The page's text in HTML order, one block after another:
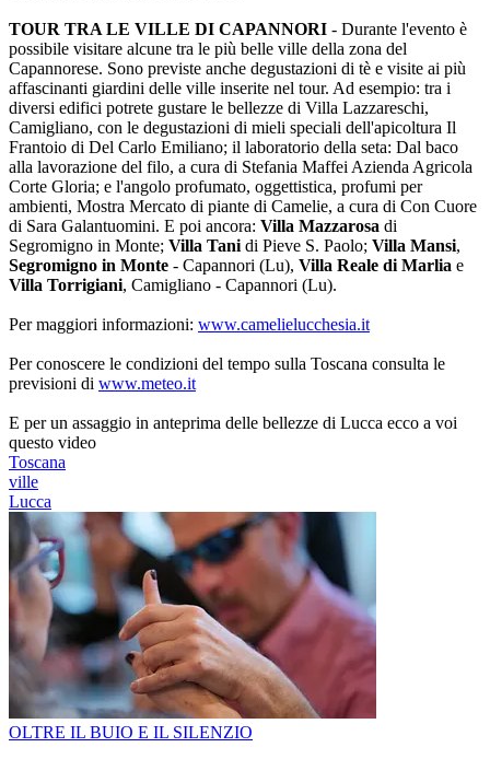
TOUR TRA LE VILLE DI CAPANNORI - Durante l'evento è
possibile visitare alcune tra le più belle ville della zona del
Capannorese. Sono previste anche degustazioni di tè e visite ai più
affascinanti giardini delle ville inserite nel tour. Ad esempio: tra i
diversi edifici potrete gustare le bellezze di Villa Lazzareschi,
Camigliano, con le degustazioni di mieli speciali dell'apicoltura Il
Frantoio di Del Carlo Emiliano; il laboratorio della seta: Dal baco
alla lavorazione del filo, a cura di Stefania Maffei Azienda Agricola
Corte Gloria; e l'angolo profumato, oggettistica, profumi per
ambienti, Mostra Mercato di piante di Camelie, a cura di Con Cuore
di Sara Galantuomini. E poi ancora: Villa Mazzarosa di
Segromigno in Monte; Villa Tani di Pieve S. Paolo; Villa Mansi,
Segromigno in Monte - Capannori (Lu), Villa Reale di Marlia e
Villa Torrigiani, Camigliano - Capannori (Lu).
Per maggiori informazioni: www.camelielucchesia.it
Per conoscere le condizioni del tempo sulla Toscana consulta le
previsioni di www.meteo.it
E per un assaggio in anteprima delle bellezze di Lucca ecco a voi
questo video
Toscana
ville
Lucca
OLTRE IL BUIO E IL SILENZIO